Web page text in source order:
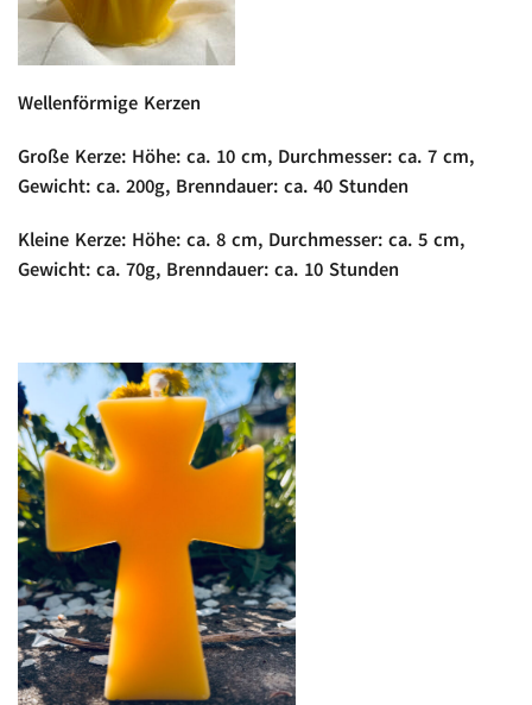
Wellenförmige Kerzen
Große Kerze: Höhe: ca. 10 cm, Durchmesser: ca. 7 cm,
Gewicht: ca. 200g, Brenndauer: ca. 40 Stunden
Kleine Kerze: Höhe: ca. 8 cm, Durchmesser: ca. 5 cm,
Gewicht: ca. 70g, Brenndauer: ca. 10 Stunden